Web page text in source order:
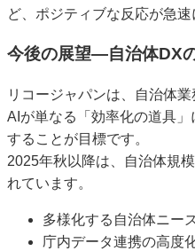
ど、ポジティブな反応が急速
今後の展望—自治体DX
リコージャパンは、自治体
AIが単なる「効率化の道具
することが目標です。
2025年秋以降は、自治体規
れています。
多様化する自治体ニー
庁内データ連携の高度